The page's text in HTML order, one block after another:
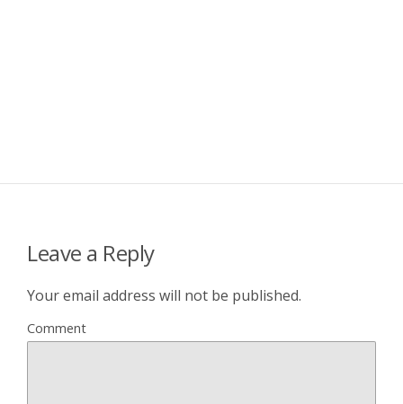
Leave a Reply
Your email address will not be published.
Comment